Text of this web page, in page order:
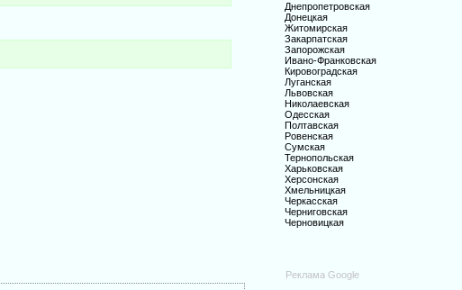
Днепропетровская
Донецкая
Житомирская
Закарпатская
Запорожская
Ивано-Франковская
Кировоградская
Луганская
Львовская
Николаевская
Одесская
Полтавская
Ровенская
Сумская
Тернопольская
Харьковская
Херсонская
Хмельницкая
Черкасская
Черниговская
Черновицкая
Реклама Google